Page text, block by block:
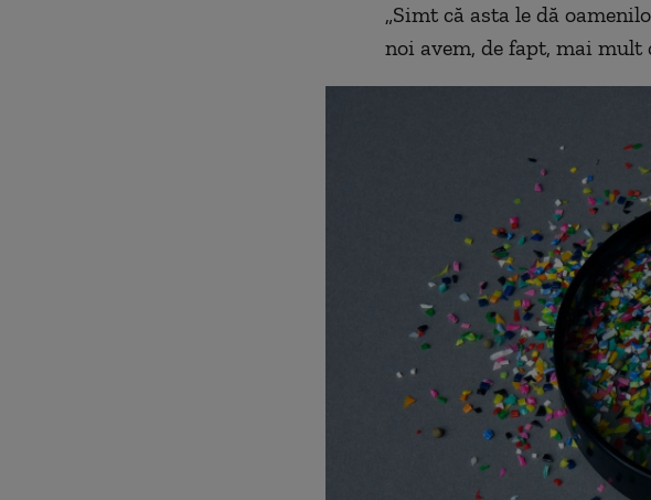
„Simt că asta le dă
noi avem, de fapt, mai mult